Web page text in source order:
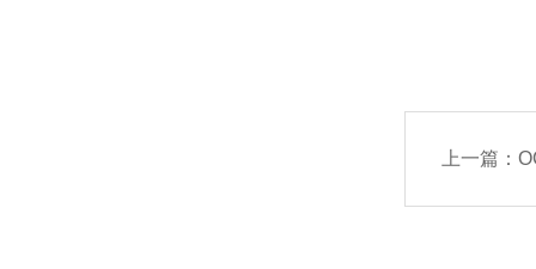
上一篇：